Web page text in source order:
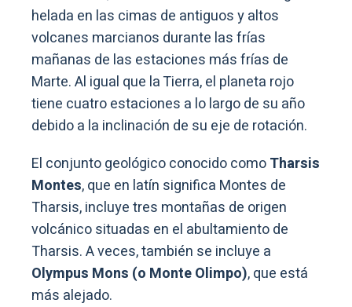
helada en las cimas de antiguos y altos
volcanes marcianos durante las frías
mañanas de las estaciones más frías de
Marte. Al igual que la Tierra, el planeta rojo
tiene cuatro estaciones a lo largo de su año
debido a la inclinación de su eje de rotación.
El conjunto geológico conocido comoTharsis
Montes, que en latín significa Montes de
Tharsis, incluye tres montañas de origen
volcánico situadas en el abultamiento de
Tharsis. A veces, también se incluye a
Olympus Mons (o Monte Olimpo), que está
más alejado.